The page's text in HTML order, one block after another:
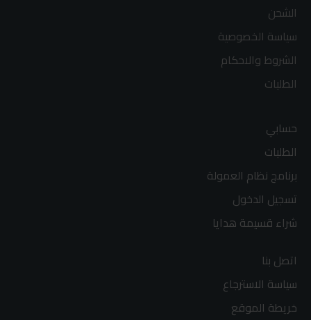
الشحن
سياسة الخصوصية
الشروط والاحكام
الطلبات
حسابي
الطلبات
برنامج نظام العمولة
تسجيل الدخول
شراء قسيمة هدايا
اتصل بنا
سياسة الاسترجاع
خريطة الموقع